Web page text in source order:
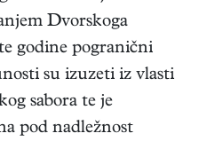
Dvorskoga
godine pogranični
su izuzeti iz vlasti
sabora te je
pod nadležnost